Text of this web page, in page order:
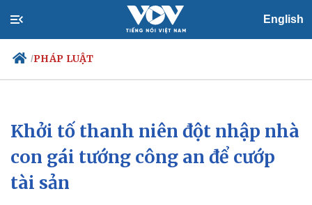
English
/PHÁP LUẬT
Chính trị
Tổ chức nhân sự
Quốc hội
Xã hội
Dự báo thời tiết
Khởi tố thanh niên đột nhập nhà
con gái tướng công an để cướp
tài sản